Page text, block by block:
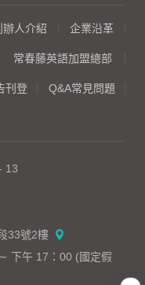
辦人介紹 企業沿革
常春藤英語加盟總部
刊登 Q&A常見問題
13
33號2樓
下午 17：00 (國定假